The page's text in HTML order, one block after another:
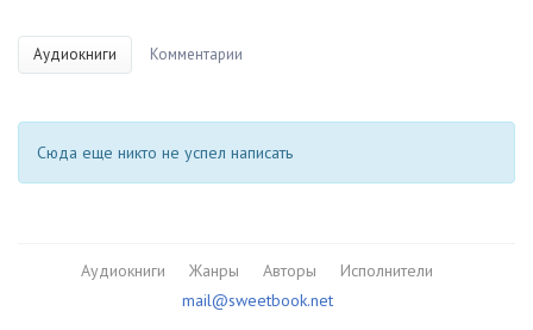
Аудиокниги Комментарии
Сюда еще никто не успел написать
Аудиокниги Жанры Авторы
Исполнители
mail@sweetbook.net